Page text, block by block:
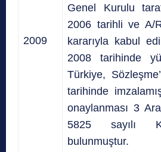
2009
Genel Kurulu
2006 tarihli ve A/
kararıyla kabul
2008 tarihinde
Türkiye,
tarihinde
onaylanması 3
5825 sayılı
bulunmuştur.